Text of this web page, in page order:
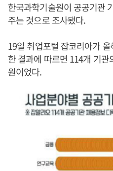
한국과학기술원이 공공기관
주는 것으로 조사됐다.
19일 취업포털 잡코리아가
한 결과에 따르면 114개 기
원이었다.